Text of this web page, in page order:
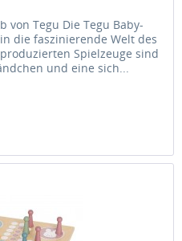
von Tegu Die Tegu Baby-
die faszinierende Welt des
Spielzeuge sind
und eine sich...